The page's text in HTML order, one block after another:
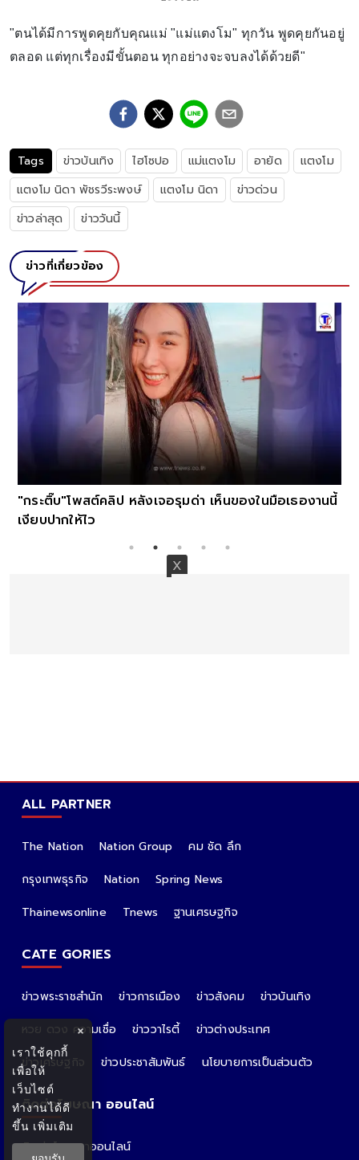
"ตนได้มีการพูดคุยกับคุณแม่ "แม่แตงโม" ทุกวัน พูดคุยกันอยู่
ตลอด แต่ทุกเรื่องมีขั้นตอน ทุกอย่างจะจบลงได้ด้วยดี"
Tags ข่าวบันเทิง ไฮโซปอ แม่แตงโม อายัด
แตงโม
แตงโม นิดา พัชรวีระพงษ์
แตงโม นิดา
ข่าวด่วน
ข่าวล่าสุด
ข่าววันนี้
ข่าวที่เกี่ยวข้อง
"กระติ๊บ"โพสต์คลิป หลังเจอรุมด่า เห็นของในมือเธองานนี้
เงียบปากให้ไว
ALL PARTNER
The Nation Nation Group
คม ชัด ลึก
กรุงเทพธุรกิจ
Nation
Spring News
Thainewsonline
Tnews ฐานเศรษฐกิจ
CATE GORIES
ข่าวพระราชสำนัก ข่าวการเมือง ข่าวสังคม
ข่าวบันเทิง
หวย ดวง ความเชื่อ
ข่าววาไรตี้
ข่าวต่างประเทศ
ข่าวเศรษฐกิจ
ข่าวประชาสัมพันธ์ นโยบายการเป็นส่วนตัว
ติดต่อโฆษณา ออนไลน์
ติดต่อโฆษณาออนไลน์
×
เราใช้คุกกี้
เพื่อให้
เว็บไซต์
ทำงานได้ดี
ขึ้น เพิ่มเติม